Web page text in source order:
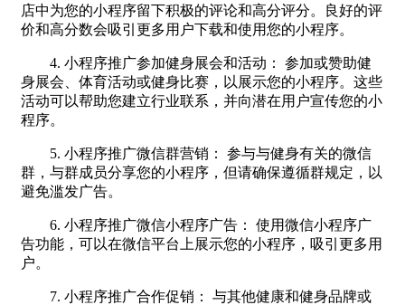
店中为您的小程序留下积极的评论和高分评分。良好的评
价和高分数会吸引更多用户下载和使用您的小程序。
4. 小程序推广参加健身展会和活动： 参加或赞助健
身展会、体育活动或健身比赛，以展示您的小程序。这些
活动可以帮助您建立行业联系，并向潜在用户宣传您的小
程序。
5. 小程序推广微信群营销： 参与与健身有关的微信
群，与群成员分享您的小程序，但请确保遵循群规定，以
避免滥发广告。
6. 小程序推广微信小程序广告： 使用微信小程序广
告功能，可以在微信平台上展示您的小程序，吸引更多用
户。
7. 小程序推广合作促销： 与其他健康和健身品牌或